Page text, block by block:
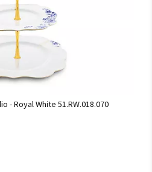
- Royal White 51.RW.018.070